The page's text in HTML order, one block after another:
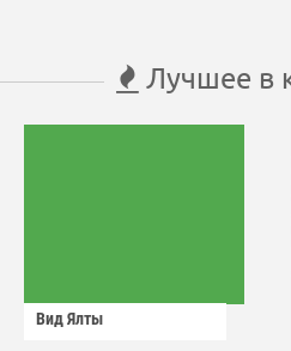
Лучшее в
Вид Ялты